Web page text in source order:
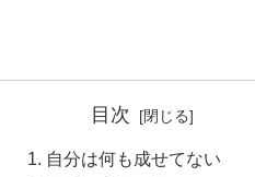
目次
自分は何も成せてない